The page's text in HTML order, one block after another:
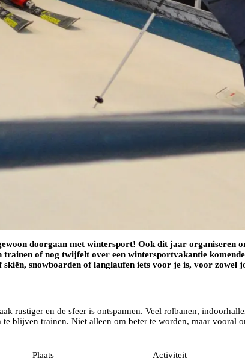
doorgaan met wintersport! Ook dit jaar organiseren
of nog twijfelt over een wintersportvakantie
snowboarden of langlaufen iets voor je is, voor zowel
rustiger en de sfeer is ontspannen. Veel rolbanen,
blijven trainen. Niet alleen om beter te worden, maar vooral
Plaats Activiteit